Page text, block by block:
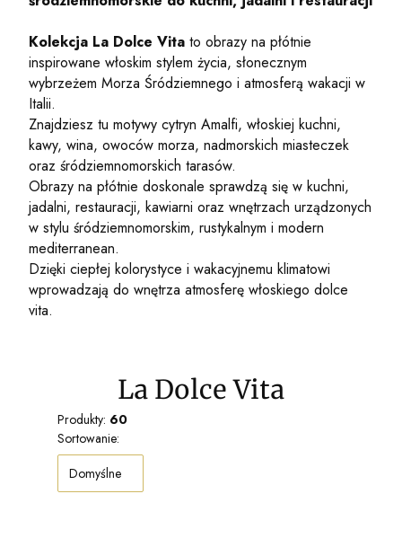
Kolekcja La Dolce Vita to obrazy na płótnie
inspirowane włoskim stylem życia, słonecznym
wybrzeżem Morza Śródziemnego i atmosferą wakacji w
Italii.
Znajdziesz tu motywy cytryn Amalfi, włoskiej kuchni,
kawy, wina, owoców morza, nadmorskich miasteczek
oraz śródziemnomorskich tarasów.
Obrazy na płótnie doskonale sprawdzą się w kuchni,
jadalni, restauracji, kawiarni oraz wnętrzach urządzonych
w stylu śródziemnomorskim, rustykalnym i modern
mediterranean.
Dzięki ciepłej kolorystyce i wakacyjnemu klimatowi
wprowadzają do wnętrza atmosferę włoskiego dolce
vita.
La Dolce Vita
Produkty: 60
Lista produktów
Sortowanie:
Domyślne